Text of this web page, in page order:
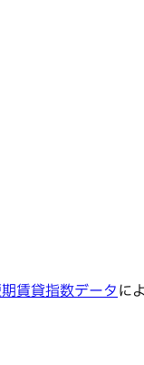
賃貸指数データに